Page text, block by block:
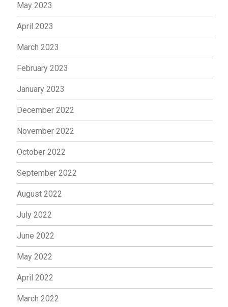
May 2023
April 2023
March 2023
February 2023
January 2023
December 2022
November 2022
October 2022
September 2022
August 2022
July 2022
June 2022
May 2022
April 2022
March 2022